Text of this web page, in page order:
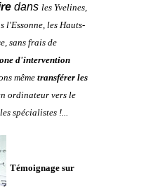
dans les Yvelines,
l'Essonne, les Hauts-
, sans frais de
d'intervention
même transférer les
ordinateur vers le
spécialistes !...
Témoignage sur